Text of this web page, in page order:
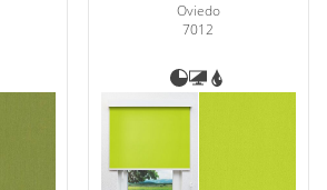
Oviedo
7012